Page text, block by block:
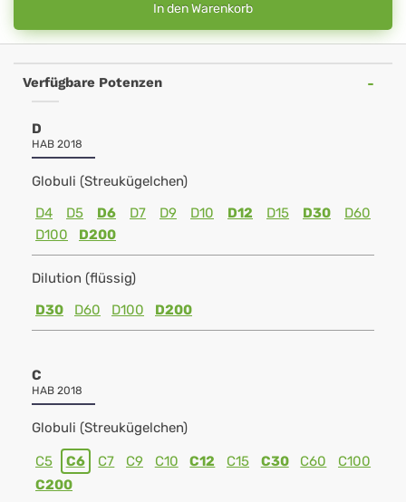
In den Warenkorb
Verfügbare Potenzen
D
HAB 2018
Globuli (Streukügelchen)
D4
D5 D6 D7 D9 D10 D12 D15 D30
D60
D100
D200
Dilution (flüssig)
D30
D60 D100 D200
C
HAB 2018
Globuli (Streukügelchen)
C5 C6 C7 C9 C10 C12 C15 C30 C60
C100
C200